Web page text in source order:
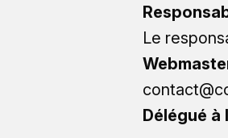
Le
Délégué